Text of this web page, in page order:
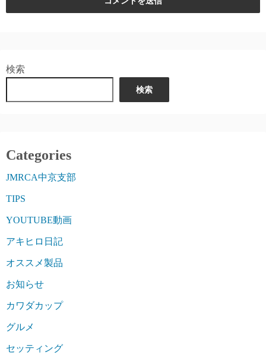
検索
検索
Categories
JMRCA中京支部
TIPS
YOUTUBE動画
アキヒロ日記
オススメ製品
お知らせ
カワダカップ
グルメ
セッティング